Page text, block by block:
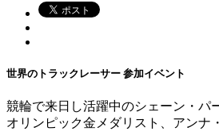
世界のトラックレーサー 参加イベント
競輪で来日し活躍中のシェーン・パ
オリンピック金メダリスト、アンナ